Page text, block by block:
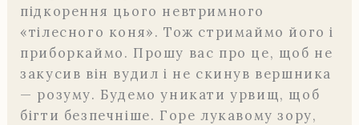
підкорення цього невтримного
«тілесного коня». Тож стримаймо його і
приборкаймо. Прошу вас про це, щоб не
закусив він вудил і не скинув вершника
— розуму. Будемо уникати урвищ, щоб
бігти безпечніше. Горе лукавому зору,